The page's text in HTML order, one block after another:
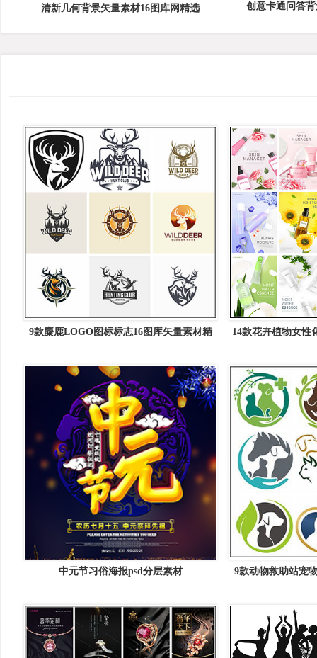
创意卡通问答
清新几何背景矢量素材16图库网精选
9款麋鹿LOGO图标标志16图库矢量素材精
14款花卉植物女性
中元节习俗海报psd分层素材
9款动物救助站宠